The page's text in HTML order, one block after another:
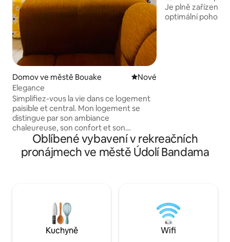
Domov ve městě Bouake Nové ubytování
Nové
Elegance
Simplifiez-vous la vie dans ce logement
paisible et central. Mon logement se
distingue par son ambiance
chaleureuse, son confort et son
emplacement idéal. Il offre des espaces
lumineux, une décoration soignée et
tous les équipements nécessaires pour
transports à Proximité.
Je plně zařízený
optimální pohodlí:
Oblíbené vybavení v rekreačních
pronájmech ve městě Údolí Bandama
Kuchyně Wifi